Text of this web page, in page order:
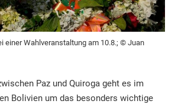
einer Wahlveranstaltung am 10.8.; © Juan
Paz und Quiroga geht es im
Bolivien um das besonders wichtige